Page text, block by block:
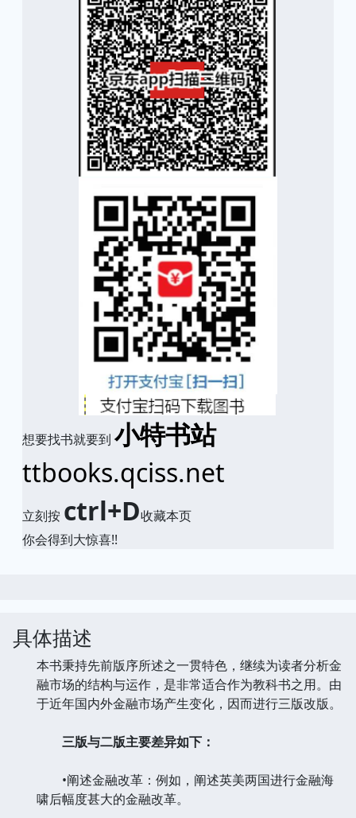
想要找书就要到 小特书站
ttbooks.qciss.net
立刻按 ctrl+D收藏本页
你会得到大惊喜!!
具体描述
本书秉持先前版序所述之一贯特色，继续为读者分析金
融市场的结构与运作，是非常适合作为教科书之用。由
于近年国内外金融市场产生变化，因而进行三版改版。
三版与二版主要差异如下：
•阐述金融改革：例如，阐述英美两国进行金融海
啸后幅度甚大的金融改革。